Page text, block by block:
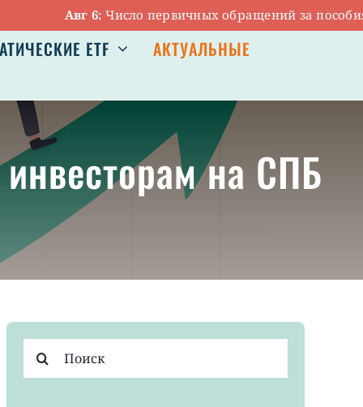
Число первичных обращений за пособиями по
ETF
АКТУАЛЬНЫЕ
на СПБ
поиска: